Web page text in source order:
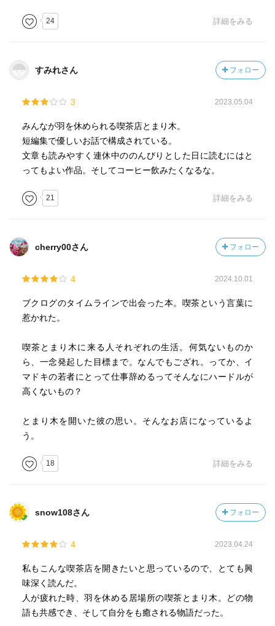
24 詳細をみる
すみれさん フォロー
3 2023.05.04
みんなが羽を休められる喫茶店とまり木。
短編集で優しいお話で構成されている。
文章も読みやすく連休中ののんびりとした日に読むにはと
ってもよい作品。そしてコーヒー飲みたくなるな。
21 詳細をみる
cherry00さん フォロー
4 2024.10.01
ブクログのタイムラインで出会った本。喫茶という言葉に
惹かれた。
喫茶とまり木に来る人それぞれの生活。何気ないものか
ら、一念発起した目標まで。なんでもござれ。ってか、イ
マドキの若者にとって仕事辞めるってそんなにハードルが
高くないもの？
とまり木を開いた彼の思い。そんなお店になっているよ
う。
18 詳細をみる
snow108さん フォロー
4 2023.04.24
私もこんな喫茶店を開きたいと思っているので、とても興
味深く読んだ。
人が疲れた時、羽を休める居場所の喫茶とまり木。どの物
語も共感でき、そして自分をも癒される物語だった。